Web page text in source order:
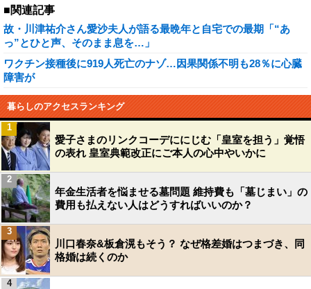
■関連記事
故・川津祐介さん愛沙夫人が語る最晩年と自宅での最期「“あ
っ”とひと声、そのまま息を…」
ワクチン接種後に919人死亡のナゾ…因果関係不明も28％に心臓
障害が
暮らしのアクセスランキング
愛子さまのリンクコーデににじむ「皇室を担う」覚悟
の表れ 皇室典範改正にご本人の心中やいかに
1
年金生活者を悩ませる墓問題 維持費も「墓じまい」の
費用も払えない人はどうすればいいのか？
2
川口春奈&板倉滉もそう？ なぜ格差婚はつまづき、同
格婚は続くのか
3
4